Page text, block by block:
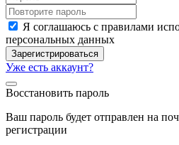
Я соглашаюсь с правилами
персональных данных
Зарегистрироваться
Уже есть аккаунт?
Восстановить пароль
Ваш пароль будет отправлен на
регистрации